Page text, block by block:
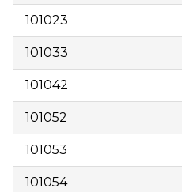
101023
101033
101042
101052
101053
101054